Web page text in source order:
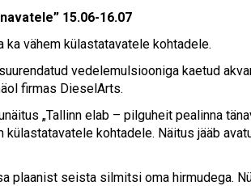
15.06-16.07
ka vähem külastatavatele kohtadele.
vedelemulsiooniga kaetud
firmas DieselArts.
„Tallinn elab – pilguheit pealinna
kohtadele. Näitus jääb
plaanist seista silmitsi oma hirmudega.